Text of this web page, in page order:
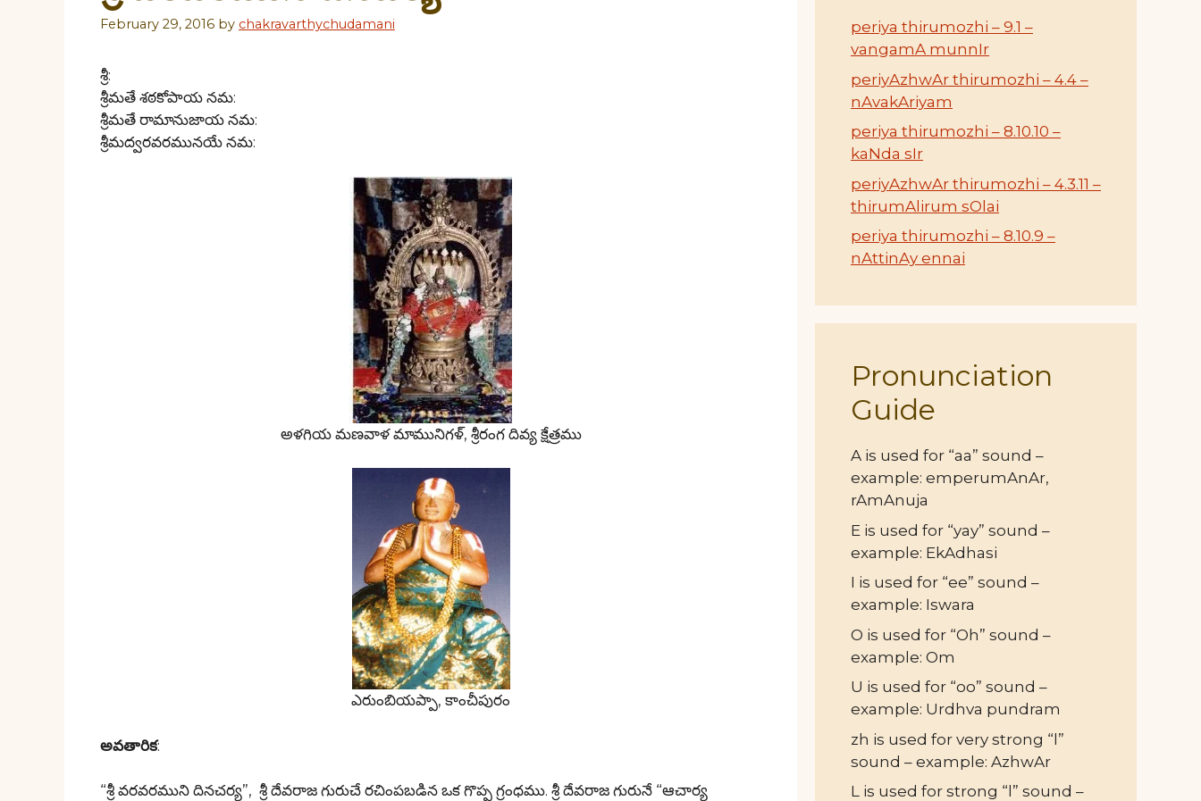
February 29, 2016 by chakravarthychudamani
శ్రీ:
శ్రీమతే శఠకోపాయ నమ:
శ్రీమతే రామానుజాయ నమ:
శ్రీమద్వరవరమునయే నమ:
అళగియ మణవాళ మామునిగళ్, శ్రీరంగ దివ్య క్షేత్రము
ఎరుంబియప్పా, కాంచీపురం
అవతారిక:
“శ్రీ వరవరముని దినచర్య”, శ్రీ దేవరాజ గురుచే రచింపబడిన ఒక గొప్ప గ్రంధము. శ్రీ దేవరాజ గురునే “ఆచార్య
periya thirumozhi – 9.1 –
vangamA munnIr
periyAzhwAr thirumozhi – 4.4 –
nAvakAriyam
periya thirumozhi – 8.10.10 –
kaNda sIr
periyAzhwAr thirumozhi – 4.3.11 –
thirumAlirum sOlai
periya thirumozhi – 8.10.9 –
nAttinAy ennai
Pronunciation
Guide
A is used for “aa” sound –
example: emperumAnAr,
rAmAnuja
E is used for “yay” sound –
example: EkAdhasi
I is used for “ee” sound –
example: Iswara
O is used for “Oh” sound –
example: Om
U is used for “oo” sound –
example: Urdhva pundram
zh is used for very strong “l”
sound – example: AzhwAr
L is used for strong “l” sound –